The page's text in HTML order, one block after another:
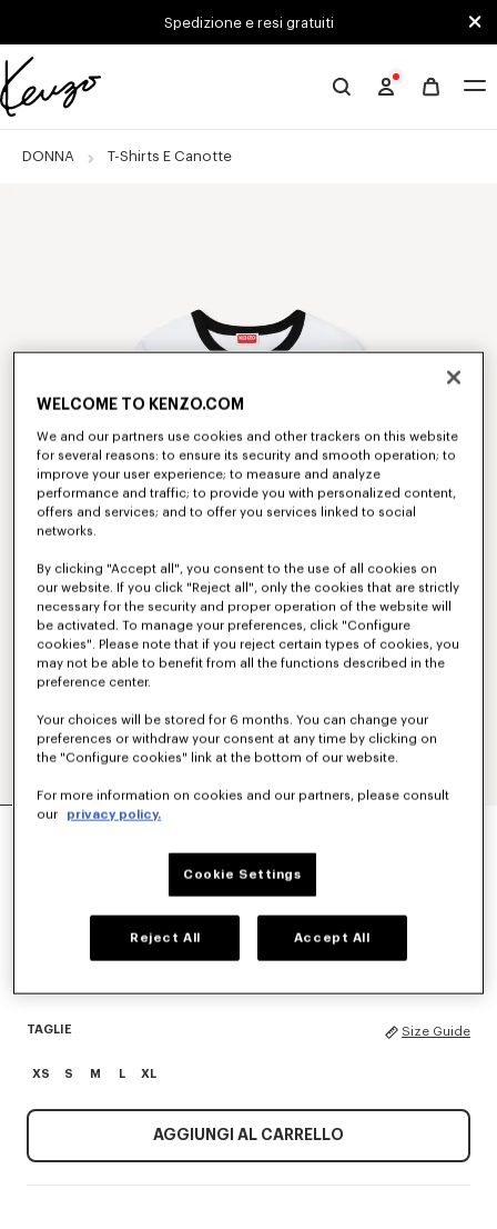
Spedizione e resi gratuiti
Sito
KENZO
DONNA T-Shirts E Canotte
T-SHIRT ADERENTE IN COTONE RICAMATA
TAGLIE Size Guide
XS S M L XL
AGGIUNGI AL CARRELLO
WELCOME TO KENZO.COM
We and our partners use cookies and other trackers on this website
for several reasons: to ensure its security and smooth operation; to
improve your user experience; to measure and analyze
performance and traffic; to provide you with personalized content,
offers and services; and to offer you services linked to social
networks.
By clicking "Accept all", you consent to the use of all cookies on
our website. If you click "Reject all", only the cookies that are strictly
necessary for the security and proper operation of the website will
be activated. To manage your preferences, click "Configure
cookies". Please note that if you reject certain types of cookies, you
may not be able to benefit from all the functions described in the
preference center.
Your choices will be stored for 6 months. You can change your
preferences or withdraw your consent at any time by clicking on
the "Configure cookies" link at the bottom of our website.
For more information on cookies and our partners, please consult
our
privacy policy.
Cookie Settings
Reject All Accept All